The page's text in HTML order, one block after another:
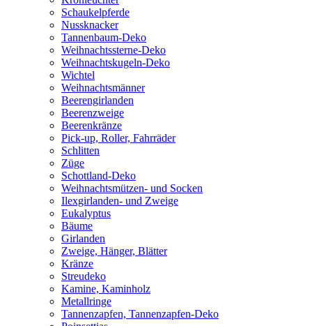
Schaukelpferde
Nussknacker
Tannenbaum-Deko
Weihnachtssterne-Deko
Weihnachtskugeln-Deko
Wichtel
Weihnachtsmänner
Beerengirlanden
Beerenzweige
Beerenkränze
Pick-up, Roller, Fahrräder
Schlitten
Züge
Schottland-Deko
Weihnachtsmützen- und Socken
Ilexgirlanden- und Zweige
Eukalyptus
Bäume
Girlanden
Zweige, Hänger, Blätter
Kränze
Streudeko
Kamine, Kaminholz
Metallringe
Tannenzapfen, Tannenzapfen-Deko